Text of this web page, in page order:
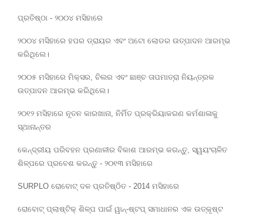
ପ୍ରତିଷ୍ଠା - ୨୦୦୪ ମସିହାରେ
୨୦୦୪ ମସିହାରେ ହପର ଡ୍ରାୟର ଏବଂ ଅଟୋ ଲୋଡର ଉତ୍ପାଦନ ଆରମ୍ଭ
କରିଥିଲେ।
୨୦୦୫ ମସିହାରେ ମିକ୍ସର, ଚିଲର ଏବଂ ଛାଞ୍ଚ ତାପମାତ୍ରା ନିୟନ୍ତ୍ରକ
ଉତ୍ପାଦନ ଆରମ୍ଭ କରିଥିଲେ।
୨୦୧୨ ମସିହାରେ ନୂତନ କାରଖାନା, ନିର୍ମିତ ପ୍ରକ୍ରିୟାକରଣ କର୍ମଶାଳାକୁ
ସ୍ଥାନାନ୍ତର
କେନ୍ଦ୍ରୀୟ ପରିବହନ ପ୍ରଣାଳୀର ବିକାଶ ଆରମ୍ଭ କରନ୍ତୁ, ସ୍ୱୟଂଚାଳିତ
ଶିଳ୍ପରେ ପ୍ରବେଶ କରନ୍ତୁ - ୨୦୧୩ ମସିହାରେ
SURPLO ରୋବୋଟ୍ ଦଳ ପ୍ରତିଷ୍ଠିତ - 2014 ମସିହାରେ
ରୋବୋଟ୍ ପ୍ଲାଷ୍ଟିକ୍ ଶିଳ୍ପ ପାଇଁ ୱାନ୍-ଷ୍ଟପ୍ ସମାଧାନର ଏକ ଉତ୍କୃଷ୍ଟ